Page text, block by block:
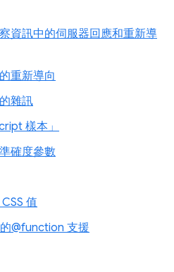
資訊中的伺服器回應和重新導
重新導向
雜訊
樣本」
確度參數
值
@function 支援